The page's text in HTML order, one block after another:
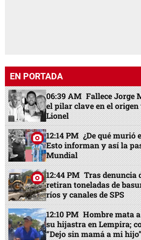
EN PORTADA
06:39 AM Fallece Jorge
el pilar clave en el
Lionel
12:14 PM ¿De qué murió
Esto informan y así la
Mundial
12:44 PM Tras denuncia
retiran toneladas de
ríos y canales de SPS
12:10 PM Hombre mata
su hijastra en Lempira;
“Dejo sin mamá a mi